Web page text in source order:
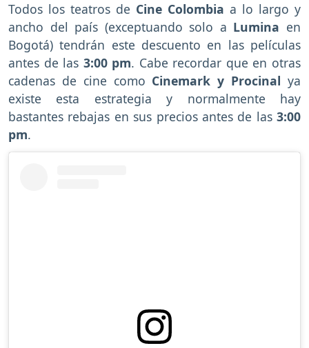
Todos los teatros de Cine Colombia a lo largo y
ancho del país (exceptuando solo a Lumina en
Bogotá) tendrán este descuento en las películas
antes de las 3:00 pm. Cabe recordar que en otras
cadenas de cine como Cinemark y Procinal ya
existe esta estrategia y normalmente hay
bastantes rebajas en sus precios antes de las 3:00
pm.